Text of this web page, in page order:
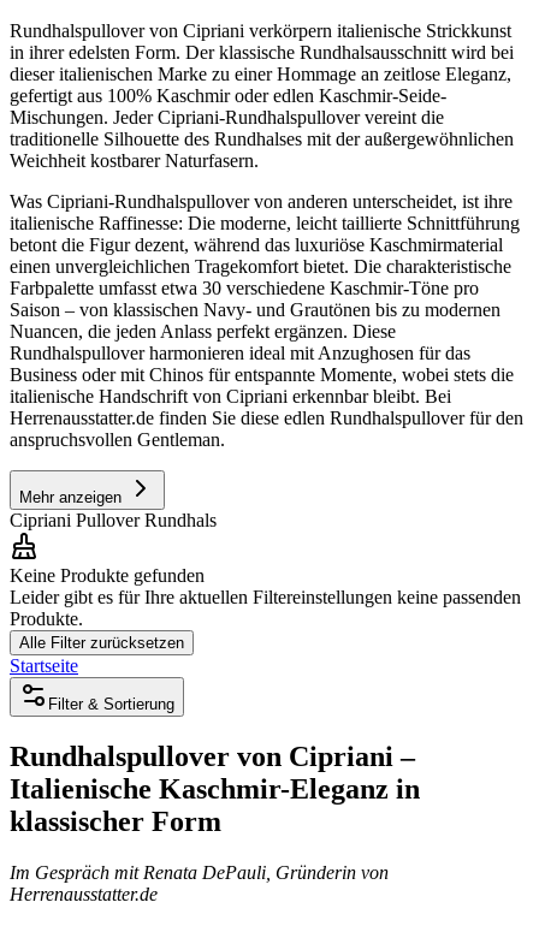
Rundhalspullover von Cipriani verkörpern italienische Strickkunst
in ihrer edelsten Form. Der klassische Rundhalsausschnitt wird bei
dieser italienischen Marke zu einer Hommage an zeitlose Eleganz,
gefertigt aus 100% Kaschmir oder edlen Kaschmir-Seide-
Mischungen. Jeder Cipriani-Rundhalspullover vereint die
traditionelle Silhouette des Rundhalses mit der außergewöhnlichen
Weichheit kostbarer Naturfasern.
Was Cipriani-Rundhalspullover von anderen unterscheidet, ist ihre
italienische Raffinesse: Die moderne, leicht taillierte Schnittführung
betont die Figur dezent, während das luxuriöse Kaschmirmaterial
einen unvergleichlichen Tragekomfort bietet. Die charakteristische
Farbpalette umfasst etwa 30 verschiedene Kaschmir-Töne pro
Saison – von klassischen Navy- und Grautönen bis zu modernen
Nuancen, die jeden Anlass perfekt ergänzen. Diese
Rundhalspullover harmonieren ideal mit Anzughosen für das
Business oder mit Chinos für entspannte Momente, wobei stets die
italienische Handschrift von Cipriani erkennbar bleibt. Bei
Herrenausstatter.de finden Sie diese edlen Rundhalspullover für den
anspruchsvollen Gentleman.
Mehr anzeigen
Cipriani Pullover Rundhals
Keine Produkte gefunden
Leider gibt es für Ihre aktuellen Filtereinstellungen keine passenden
Produkte.
Alle Filter zurücksetzen
Startseite
Filter & Sortierung
Rundhalspullover von Cipriani –
Italienische Kaschmir-Eleganz in
klassischer Form
Im Gespräch mit Renata DePauli, Gründerin von
Herrenausstatter.de